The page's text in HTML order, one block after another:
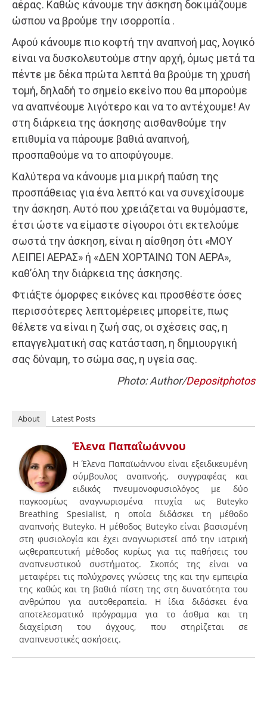
αέρας. Καθώς κάνουμε την άσκηση δοκιμάζουμε
ώσπου να βρούμε την ισορροπία .
Αφού κάνουμε πιο κοφτή την αναπνοή μας, λογικό
είναι να δυσκολευτούμε στην αρχή, όμως μετά τα
πέντε με δέκα πρώτα λεπτά θα βρούμε τη χρυσή
τομή, δηλαδή το σημείο εκείνο που θα μπορούμε
να αναπνέουμε λιγότερο και να το αντέχουμε! Αν
στη διάρκεια της άσκησης αισθανθούμε την
επιθυμία να πάρουμε βαθιά αναπνοή,
προσπαθούμε να το αποφύγουμε.
Καλύτερα να κάνουμε μια μικρή παύση της
προσπάθειας για ένα λεπτό και να συνεχίσουμε
την άσκηση. Αυτό που χρειάζεται να θυμόμαστε,
έτσι ώστε να είμαστε σίγουροι ότι εκτελούμε
σωστά την άσκηση, είναι η αίσθηση ότι «ΜΟΥ
ΛΕΙΠΕΙ ΑΕΡΑΣ» ή «ΔΕΝ ΧΟΡΤΑΙΝΩ ΤΟΝ ΑΕΡΑ»,
καθ’όλη την διάρκεια της άσκησης.
Φτιάξτε όμορφες εικόνες και προσθέστε όσες
περισσότερες λεπτομέρειες μπορείτε, πως
θέλετε να είναι η ζωή σας, οι σχέσεις σας, η
επαγγελματική σας κατάσταση, η δημιουργική
σας δύναμη, το σώμα σας, η υγεία σας.
Photo: Author/Depositphotos
About Latest Posts
Έλενα Παπαΐωάννου
Η Έλενα Παπαϊωάννου είναι εξειδικευμένη
σύμβουλος αναπνοής, συγγραφέας και
ειδικός πνευμονοφυσιολόγος με δύο
παγκοσμίως αναγνωρισμένα πτυχία ως Buteyko
Breathing Spesialist, η οποία διδάσκει τη μέθοδο
αναπνοής Buteyko. Η μέθοδος Buteyko είναι βασισμένη
στη φυσιολογία και έχει αναγνωριστεί από την ιατρική
ωςθεραπευτική μέθοδος κυρίως για τις παθήσεις του
αναπνευστικού συστήματος. Σκοπός της είναι να
μεταφέρει τις πολύχρονες γνώσεις της και την εμπειρία
της καθώς και τη βαθιά πίστη της στη δυνατότητα του
ανθρώπου για αυτοθεραπεία. Η ίδια διδάσκει ένα
αποτελεσματικό πρόγραμμα για το άσθμα και τη
διαχείριση του άγχους, που στηρίζεται σε
αναπνευστικές ασκήσεις.